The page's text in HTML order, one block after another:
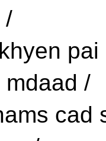
/
mdaad /
cad